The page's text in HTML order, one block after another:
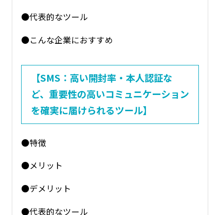
●代表的なツール
●こんな企業におすすめ
【SMS：高い開封率・本人認証な
ど、重要性の高いコミュニケーション
を確実に届けられるツール】
●特徴
●メリット
●デメリット
●代表的なツール